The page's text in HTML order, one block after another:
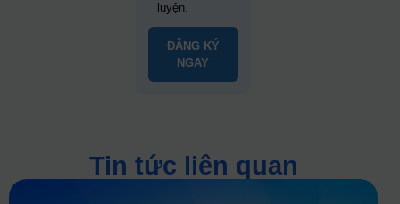
luyện.
ĐĂNG KÝ
NGAY
Tin tức liên quan